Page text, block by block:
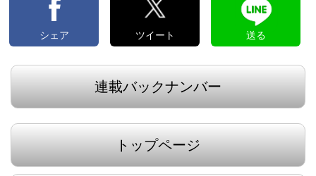
シェア ツイート 送る
連載バックナンバー
トップページ